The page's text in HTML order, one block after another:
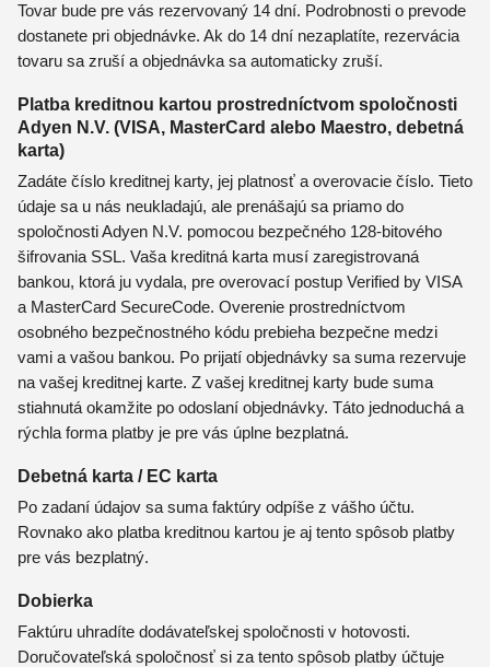
Tovar bude pre vás rezervovaný 14 dní. Podrobnosti o prevode
dostanete pri objednávke. Ak do 14 dní nezaplatíte, rezervácia
tovaru sa zruší a objednávka sa automaticky zruší.
Platba kreditnou kartou prostredníctvom spoločnosti
Adyen N.V. (VISA, MasterCard alebo Maestro, debetná
karta)
Zadáte číslo kreditnej karty, jej platnosť a overovacie číslo. Tieto
údaje sa u nás neukladajú, ale prenášajú sa priamo do
spoločnosti Adyen N.V. pomocou bezpečného 128-bitového
šifrovania SSL. Vaša kreditná karta musí zaregistrovaná
bankou, ktorá ju vydala, pre overovací postup Verified by VISA
a MasterCard SecureCode. Overenie prostredníctvom
osobného bezpečnostného kódu prebieha bezpečne medzi
vami a vašou bankou. Po prijatí objednávky sa suma rezervuje
na vašej kreditnej karte. Z vašej kreditnej karty bude suma
stiahnutá okamžite po odoslaní objednávky. Táto jednoduchá a
rýchla forma platby je pre vás úplne bezplatná.
Debetná karta / EC karta
Po zadaní údajov sa suma faktúry odpíše z vášho účtu.
Rovnako ako platba kreditnou kartou je aj tento spôsob platby
pre vás bezplatný.
Dobierka
Faktúru uhradíte dodávateľskej spoločnosti v hotovosti.
Doručovateľská spoločnosť si za tento spôsob platby účtuje